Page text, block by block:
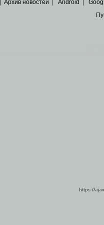
Архив новостей Android
https://